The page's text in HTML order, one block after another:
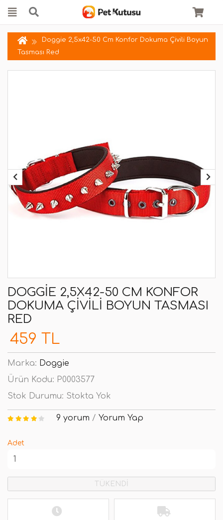
Doggie 2,5x42-50 Cm Konfor Dokuma Çivili Boyun
Tasması Red
DOGGIE 2,5X42-50 CM KONFOR
DOKUMA ÇIVILI BOYUN TASMASI
RED
459 TL
Marka: Doggie
Ürün Kodu: P0003577
Stok Durumu: Stokta Yok
9 yorum / Yorum Yap
Adet
TÜKENDİ